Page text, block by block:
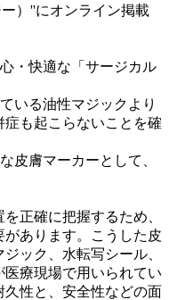
）''にオンライン掲載
・快適な「サージカル
いる油性マジックより
も起こらないことを確
皮膚マーカーとして、
正確に把握するため、
あります。こうした皮
ック、水転写シール、
療現場で用いられてい
久性と、安全性などの面